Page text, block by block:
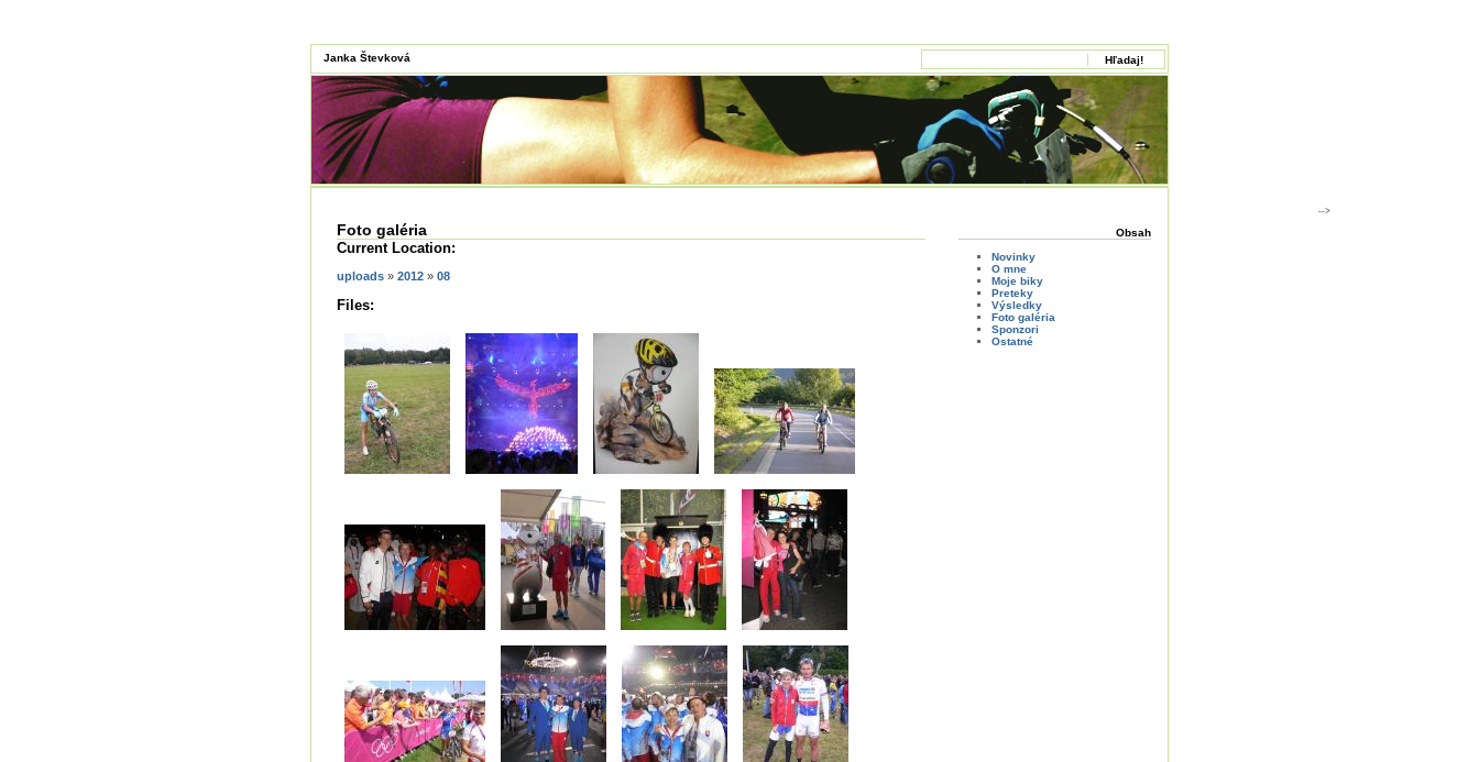
Janka Števková
Foto galéria
Current Location:
uploads » 2012 » 08
Files:
Obsah
Novinky
O mne
Moje biky
Preteky
Výsledky
Foto galéria
Sponzori
Ostatné
-->